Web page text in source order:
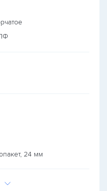
24 мм